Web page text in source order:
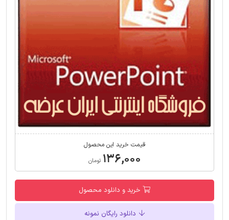
قیمت خرید این محصول
۱۳۶,۰۰۰ تومان
خرید و دانلود محصول
دانلود رایگان نمونه